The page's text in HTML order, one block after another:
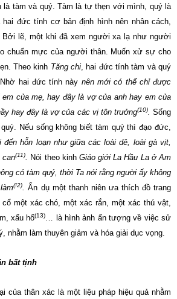
là tàm và quý. Tàm là tự thẹn với mình, quý là
đức tính cơ bản định hình nên nhân cách,
lẽ, một khi đã xem người xa lạ như người
chuẩn mực của người thân. Muốn xử sự cho
Theo kinh Tăng chi, hai đức tính tàm và quý
Nhờ hai đức tính này nên mới có thể chỉ được
của mẹ, hay đây là vợ của anh hay em của
hay đây là vợ của các vị tôn trưởng(10). Sống
Nếu sống không biết tàm quý thì đạo đức,
đến hỗn loạn như giữa các loài dê, loài gà vịt,
can(11). Nói theo kinh Giáo giới La Hầu La ở Am
có tàm quý, thời Ta nói rằng người ấy không
(!2). Ẩn dụ một thanh niên ưa thích đồ trang
một xác chó, một xác rắn, một xác thú vật,
xấu hổ(13)… là hình ảnh ấn tượng về việc sử
nhằm làm thuyên giảm và hóa giải dục vọng.
bất tịnh
của thân xác là một liệu pháp hiệu quả nhằm